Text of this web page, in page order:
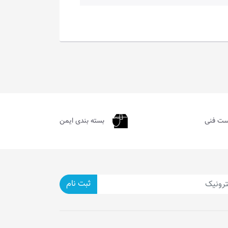
فنی بسته بندی ایمن
ثبت نام